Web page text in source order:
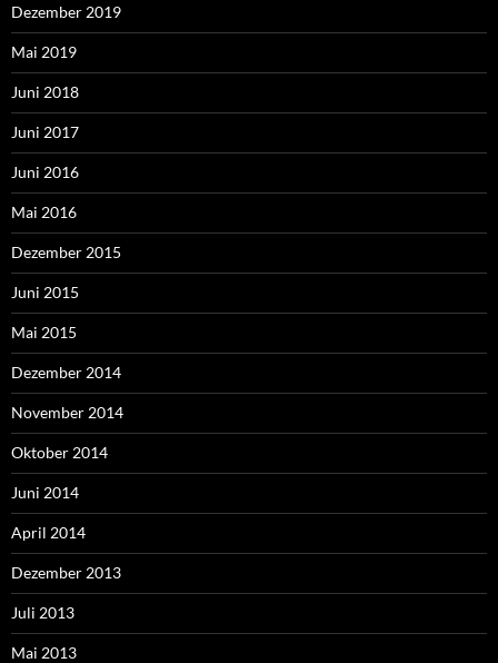
Dezember 2019
Mai 2019
Juni 2018
Juni 2017
Juni 2016
Mai 2016
Dezember 2015
Juni 2015
Mai 2015
Dezember 2014
November 2014
Oktober 2014
Juni 2014
April 2014
Dezember 2013
Juli 2013
Mai 2013